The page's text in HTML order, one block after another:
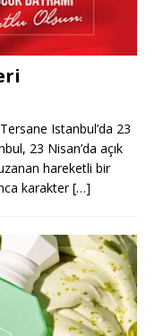
Istanbul’da 23
23 Nisan’da açık
hareketli bir
karakter[…]